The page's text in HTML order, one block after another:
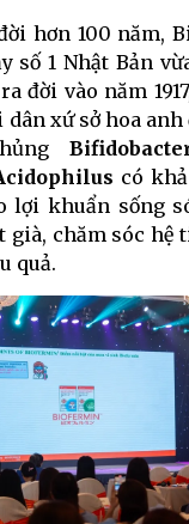
hơn 100 năm,
số 1 Nhật Bản
đời vào năm
xứ sở hoa
có
lợi khuẩn sống
chăm sóc hệ
quả.